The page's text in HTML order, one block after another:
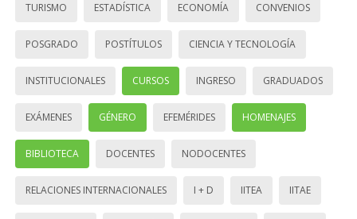
TURISMO ESTADÍSTICA ECONOMÍA CONVENIOS
POSGRADO POSTÍTULOS CIENCIA Y TECNOLOGÍA
INSTITUCIONALES CURSOS INGRESO GRADUADOS
EXÁMENES GÉNERO EFEMÉRIDES HOMENAJES
BIBLIOTECA DOCENTES NODOCENTES
RELACIONES INTERNACIONALES I + D IITEA IITAE